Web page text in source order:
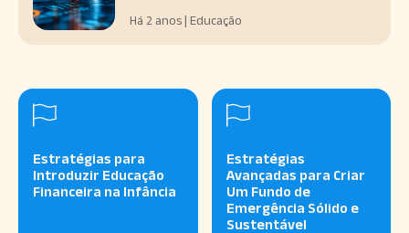
Há 2 anos | Educação
Estratégias para
Introduzir Educação
Financeira na Infância
Estratégias
Avançadas para Criar
Um Fundo de
Emergência Sólido e
Sustentável